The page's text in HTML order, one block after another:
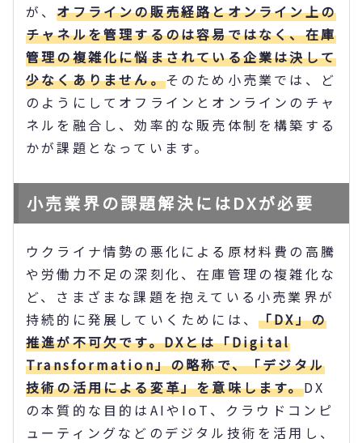
が、オフラインの販売経路とオンライン上の
チャネルを管理するのは容易ではなく、在庫
管理の複雑化に悩まされている企業は決して
少なくありません。そのため小売業では、ど
のようにしてオフラインとオンラインのチャ
ネルを融合し、効率的な販売体制を構築する
かが課題となっています。
小売業界の課題解決にはDXが必要
ウクライナ情勢の悪化による原材料費の高騰
や労働力不足の深刻化、在庫管理の複雑化な
ど、さまざまな課題を抱えている小売業界が
持続的に発展していくためには、 「DX」の
推進が不可欠です。DXとは「Digital
Transformation」の略称で、「デジタル
技術の活用による変革」を意味します。DX
の本質的な目的はAIやIoT、クラウドコンピ
ューティングなどのデジタル技術を活用し、